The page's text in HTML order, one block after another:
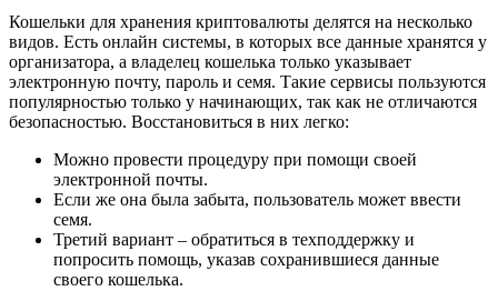
Кошельки для хранения криптовалюты делятся на несколько
видов. Есть онлайн системы, в которых все данные хранятся у
организатора, а владелец кошелька только указывает
электронную почту, пароль и семя. Такие сервисы пользуются
популярностью только у начинающих, так как не отличаются
безопасностью. Восстановиться в них легко:
Можно провести процедуру при помощи своей
электронной почты.
Если же она была забыта, пользователь может ввести
семя.
Третий вариант – обратиться в техподдержку и
попросить помощь, указав сохранившиеся данные
своего кошелька.